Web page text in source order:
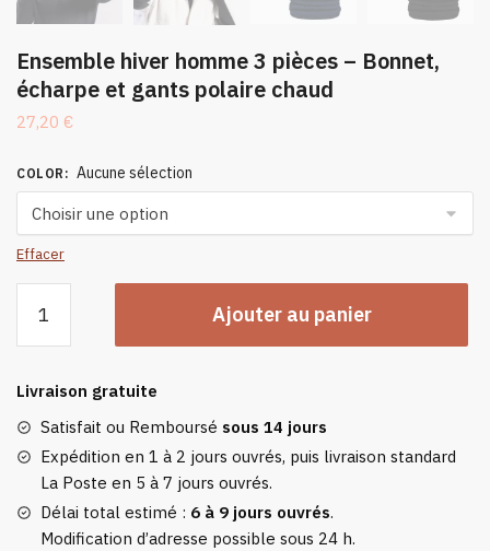
Ensemble hiver homme 3 pièces – Bonnet,
écharpe et gants polaire chaud
27,20 €
COLOR : Aucune sélection
Effacer
Ensemble
homme
3
pièces
Bonnet,
écharpe
Ajouter au panier
Livraison gratuite
Satisfait ou Remboursé sous 14 jours
Expédition en 1 à 2 jours ouvrés, puis livraison standard
La Poste en 5 à 7 jours ouvrés.
Délai total estimé : 6 à 9 jours ouvrés.
Modification d’adresse possible sous 24 h.